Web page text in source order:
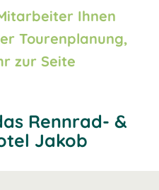
Ihnen
Tourenplanung,
zur Seite
Rennrad- &
Jakob